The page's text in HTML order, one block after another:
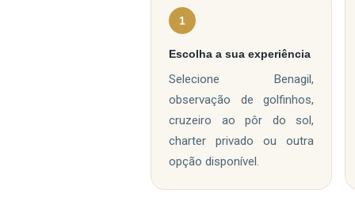
1
Escolha a sua experiência
Selecione Benagil,
observação de golfinhos,
cruzeiro ao pôr do sol,
charter privado ou outra
opção disponível.